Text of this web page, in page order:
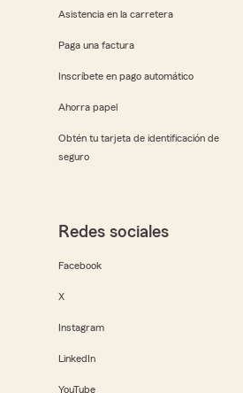
Asistencia en la carretera
Paga una factura
Inscríbete en pago automático
Ahorra papel
Obtén tu tarjeta de identificación de
seguro
Redes sociales
Facebook
X
Instagram
LinkedIn
YouTube